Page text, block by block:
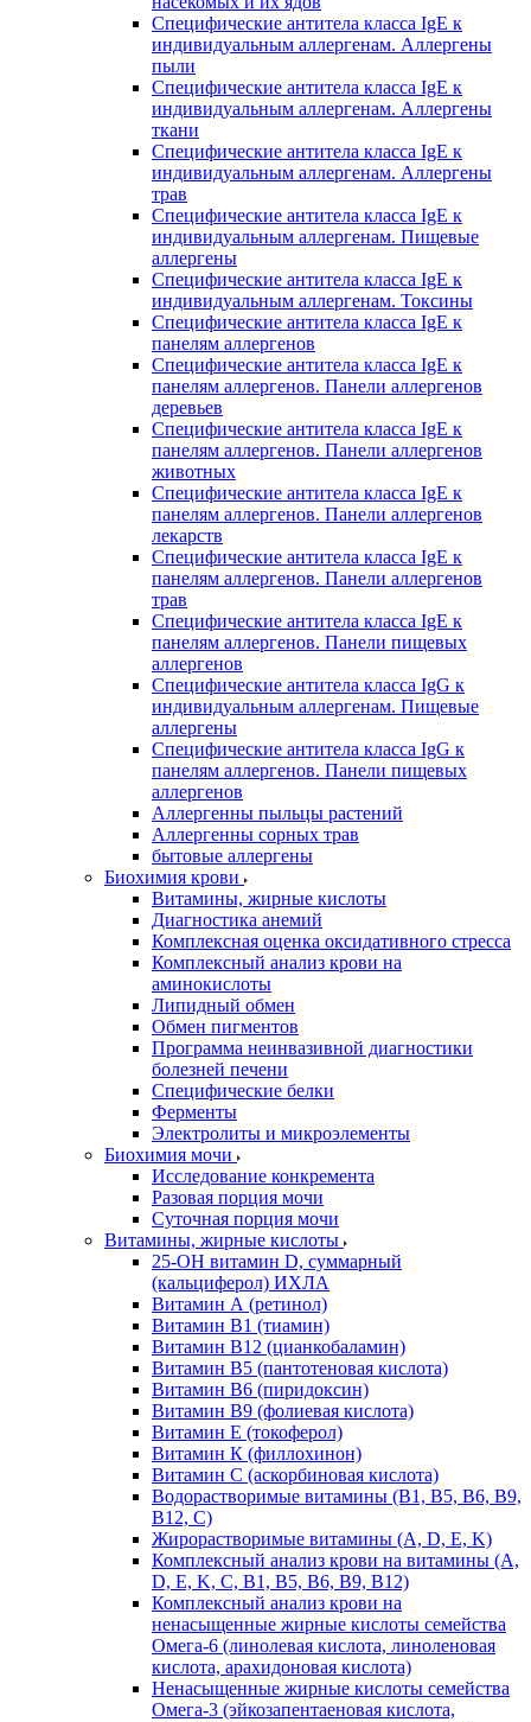
Специфические антитела класса IgE к
индивидуальным аллергенам. Аллергены
пыли
Специфические антитела класса IgE к
индивидуальным аллергенам. Аллергены
ткани
Специфические антитела класса IgE к
индивидуальным аллергенам. Аллергены
трав
Специфические антитела класса IgE к
индивидуальным аллергенам. Пищевые
аллергены
Специфические антитела класса IgE к
индивидуальным аллергенам. Токсины
Специфические антитела класса IgE к
панелям аллергенов
Специфические антитела класса IgE к
панелям аллергенов. Панели аллергенов
деревьев
Специфические антитела класса IgE к
панелям аллергенов. Панели аллергенов
животных
Специфические антитела класса IgE к
панелям аллергенов. Панели аллергенов
лекарств
Специфические антитела класса IgE к
панелям аллергенов. Панели аллергенов
трав
Специфические антитела класса IgE к
панелям аллергенов. Панели пищевых
аллергенов
Специфические антитела класса IgG к
индивидуальным аллергенам. Пищевые
аллергены
Специфические антитела класса IgG к
панелям аллергенов. Панели пищевых
аллергенов
Аллергенны пыльцы растений
Аллергенны сорных трав
бытовые аллергены
Биохимия крови
Витамины, жирные кислоты
Диагностика анемий
Комплексная оценка оксидативного стресса
Комплексный анализ крови на
аминокислоты
Липидный обмен
Обмен пигментов
Программа неинвазивной диагностики
болезней печени
Специфические белки
Ферменты
Электролиты и микроэлементы
Биохимия мочи
Исследование конкремента
Разовая порция мочи
Суточная порция мочи
Витамины, жирные кислоты
25-OH витамин D, суммарный
(кальциферол) ИХЛА
Витамин А (ретинол)
Витамин В1 (тиамин)
Витамин В12 (цианкобаламин)
Витамин В5 (пантотеновая кислота)
Витамин В6 (пиридоксин)
Витамин В9 (фолиевая кислота)
Витамин Е (токоферол)
Витамин К (филлохинон)
Витамин С (аскорбиновая кислота)
Водорастворимые витамины (B1, B5, B6, В9,
В12, С)
Жирорастворимые витамины (A, D, E, K)
Комплексный анализ крови на витамины (A,
D, E, K, C, B1, B5, B6, В9, B12)
Комплексный анализ крови на
ненасыщенные жирные кислоты семейства
Омега-6 (линолевая кислота, линоленовая
кислота, арахидоновая кислота)
Ненасыщенные жирные кислоты семейства
Омега-3 (эйкозапентаеновая кислота,